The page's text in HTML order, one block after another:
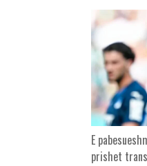
E
prishet